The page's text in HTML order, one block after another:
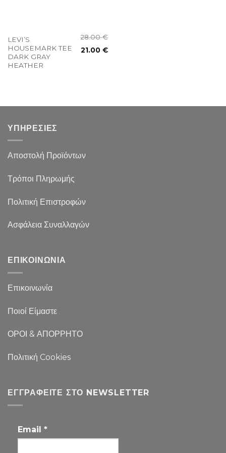
LEVI’S
HOUSEMARK TEE
DARK GRAY
HEATHER
28.00€
21.00€
ΥΠΗΡΕΣΙΕΣ
Αποστολή Προϊόντων
Τρόποι Πληρωμής
Πολιτική Επιστροφών
Ασφάλεια Συναλλαγών
ΕΠΙΚΟΙΝΩΝΙΑ
Επικοινωνία
Ποιοί Είμαστε
ΟΡΟΙ & ΑΠΟΡΡΗΤΟ
Πολιτική Cookies
ΕΓΓΡΑΦΕΊΤΕ ΣΤΟ NEWSLETTER
Email *